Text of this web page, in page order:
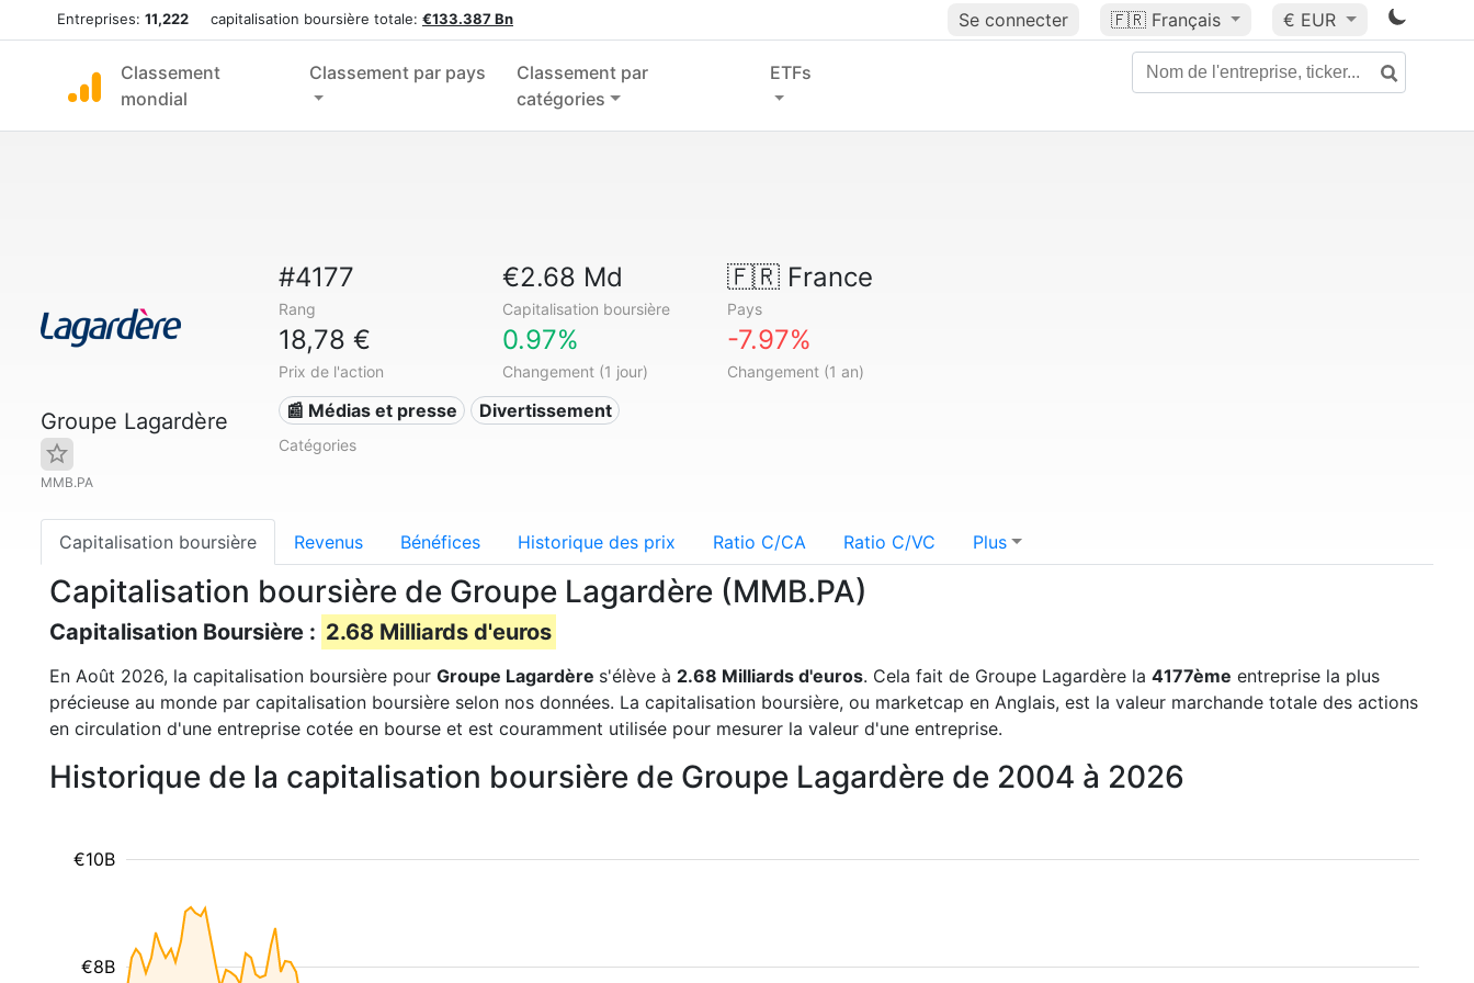
Entreprises: 11,222 capitalisation boursière totale: €133.387 Bn Se connecter 🇫🇷 Français € EUR
Classement
mondial
Classement par pays
Classement par
catégories
ETFs
Groupe Lagardère
MMB.PA
#4177
Rang
€2.68 Md
Capitalisation boursière
🇫🇷France
Pays
18,78 €
Prix de l'action
0.97%
Changement (1 jour)
-7.97%
Changement (1 an)
📰 Médias et presse Divertissement
Catégories
Capitalisation boursière Revenus Bénéfices Historique des prix Ratio C/CA Ratio C/VC Plus
Capitalisation boursière de Groupe Lagardère (MMB.PA)
Capitalisation Boursière : 2.68 Milliards d'euros
En Août 2026, la capitalisation boursière pour Groupe Lagardère s'élève à 2.68 Milliards d'euros. Cela fait de Groupe Lagardère la 4177ème entreprise la plus
précieuse au monde par capitalisation boursière selon nos données. La capitalisation boursière, ou marketcap en Anglais, est la valeur marchande totale des actions
en circulation d'une entreprise cotée en bourse et est couramment utilisée pour mesurer la valeur d'une entreprise.
Historique de la capitalisation boursière de Groupe Lagardère de 2004 à 2026
€8B
€10B